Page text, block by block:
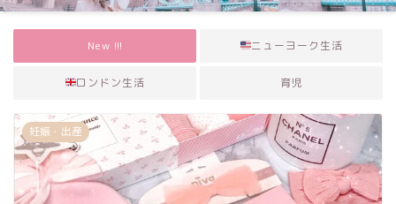
New !!! ニューヨーク生活
ロンドン生活 育児
妊娠・出産